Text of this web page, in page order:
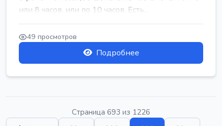
или 8 часов, или по 10 часов. Есть...
49 просмотров
Подробнее
Страница 693 из 1226